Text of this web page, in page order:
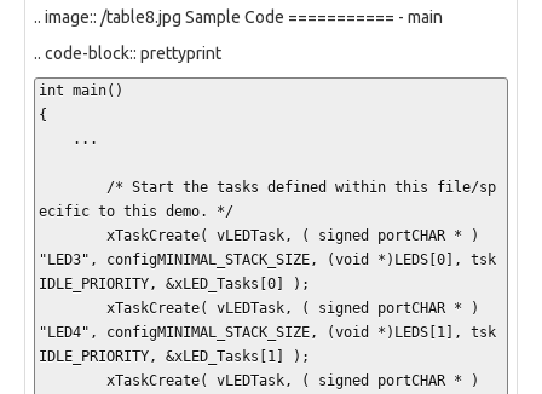
.. image:: /table8.jpg Sample Code =========== - main
.. code-block:: prettyprint
int main()
{
ecific to this demo. */
"LED3", configMINIMAL_STACK_SIZE, (void *)LEDS[0], tsk
IDLE_PRIORITY, &xLED_Tasks[0] );
"LED4", configMINIMAL_STACK_SIZE, (void *)LEDS[1], tsk
IDLE_PRIORITY, &xLED_Tasks[1] );